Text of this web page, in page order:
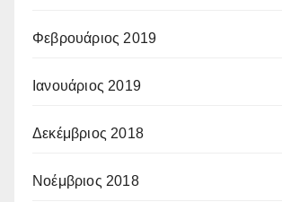
Φεβρουάριος 2019
Ιανουάριος 2019
Δεκέμβριος 2018
Νοέμβριος 2018